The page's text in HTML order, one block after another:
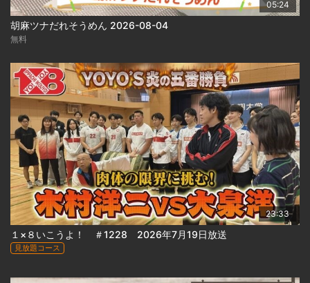
05:24
胡麻ツナだれそうめん 2026-08-04
無料
23:33
１×８いこうよ！ ＃1228 2026年7月19日放送
見放題コース